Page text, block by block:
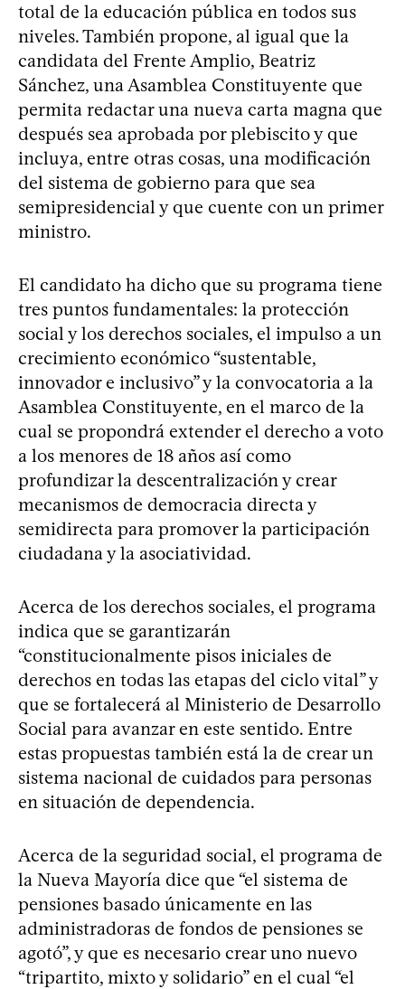
total de la educación pública en todos sus
niveles. También propone, al igual que la
candidata del Frente Amplio, Beatriz
Sánchez, una Asamblea Constituyente que
permita redactar una nueva carta magna que
después sea aprobada por plebiscito y que
incluya, entre otras cosas, una modificación
del sistema de gobierno para que sea
semipresidencial y que cuente con un primer
ministro.
El candidato ha dicho que su programa tiene
tres puntos fundamentales: la protección
social y los derechos sociales, el impulso a un
crecimiento económico “sustentable,
innovador e inclusivo” y la convocatoria a la
Asamblea Constituyente, en el marco de la
cual se propondrá extender el derecho a voto
a los menores de 18 años así como
profundizar la descentralización y crear
mecanismos de democracia directa y
semidirecta para promover la participación
ciudadana y la asociatividad.
Acerca de los derechos sociales, el programa
indica que se garantizarán
“constitucionalmente pisos iniciales de
derechos en todas las etapas del ciclo vital” y
que se fortalecerá al Ministerio de Desarrollo
Social para avanzar en este sentido. Entre
estas propuestas también está la de crear un
sistema nacional de cuidados para personas
en situación de dependencia.
Acerca de la seguridad social, el programa de
la Nueva Mayoría dice que “el sistema de
pensiones basado únicamente en las
administradoras de fondos de pensiones se
agotó”, y que es necesario crear uno nuevo
“tripartito, mixto y solidario” en el cual “el